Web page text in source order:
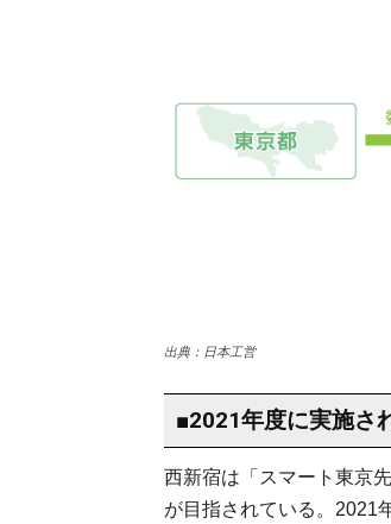
出典：日本工営
■2021年度に実施さ
西新宿は「スマート東京
が目指されている。2021